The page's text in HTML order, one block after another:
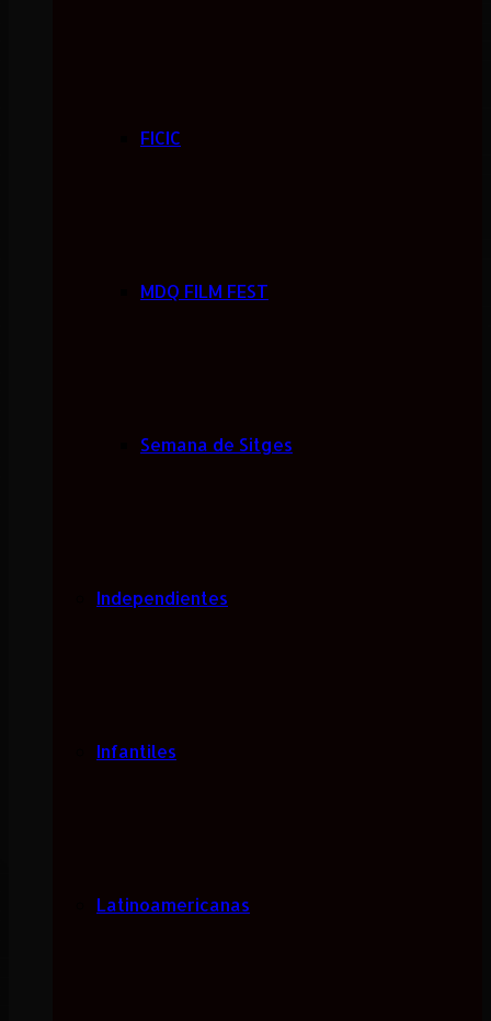
FICIC
MDQ FILM FEST
Semana de Sitges
Independientes
Infantiles
Latinoamericanas